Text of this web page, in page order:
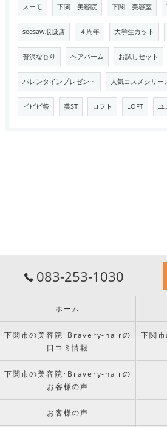
スーモ 下関 美容院 下関 美容室
seesaw取扱店 ４周年 大学生カット
贅沢な香り ヘアバーム お試しセット
バレンタインプレゼント 人気コスメシリー
ビビビ祭 美ST ロフト LOFT ユ
083-253-1030
ホーム
下関市の美容院･Bravery-hairの
口コミ情報
下関
下関市の美容院･Bravery-hairの
お客様の声
お客様の声